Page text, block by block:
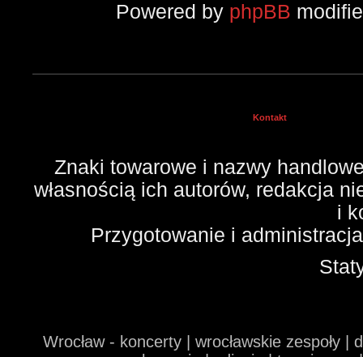
Powered by phpBB
Kontakt
Znaki towarowe i nazwy
własnością ich autorów, redakcja
i
Przygotowanie i
Wrocław - koncerty | wrocławskie zespoły